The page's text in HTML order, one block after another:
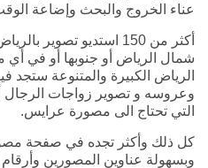
عناء الخروج والبحث وإضاعة
أكثر من 150 استديو
شمال الرياض أو جنوبها أو في
الرياض الكبيرة والمتنوعة
وعروسه و تصوير زواجات الرجال
التي تحتاج الى مصورة عرايس.
كل ذلك وأكثر تجده في صفحة
وبسهولة عناوين المصورين وأرقام